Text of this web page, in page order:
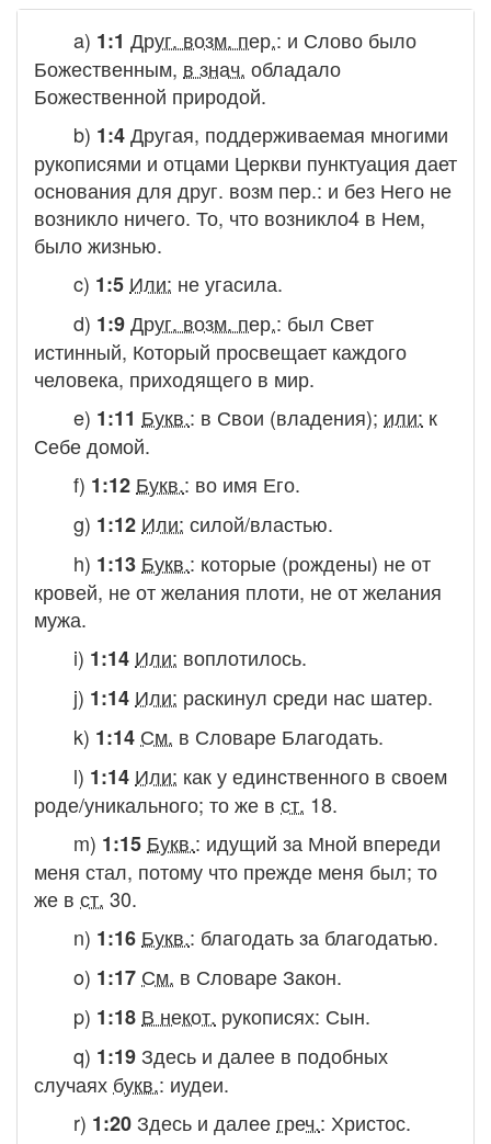
a) 1:1 Друг. возм. пер.: и Слово было
Божественным, в знач. обладало
Божественной природой.
b) 1:4Другая, поддерживаемая многими
рукописями и отцами Церкви пунктуация дает
основания для друг. возм пер.: и без Него не
возникло ничего. То, что возникло4 в Нем,
было жизнью.
c) 1:5 Или: не угасила.
d) 1:9Друг. возм. пер.: был Свет
истинный, Который просвещает каждого
человека, приходящего в мир.
e) 1:11 Букв.: в Свои (владения); или: к
Себе домой.
f) 1:12 Букв.: во имя Его.
g) 1:12 Или: силой/властью.
h) 1:13 Букв.: которые (рождены) не от
кровей, не от желания плоти, не от желания
мужа.
i) 1:14 Или: воплотилось.
j) 1:14 Или: раскинул среди нас шатер.
k) 1:14 См. в Словаре Благодать.
l) 1:14 Или: как у единственного в своем
роде/уникального; то же в ст. 18.
m) 1:15 Букв.: идущий за Мной впереди
меня стал, потому что прежде меня был; то
же в ст. 30.
n) 1:16 Букв.: благодать за благодатью.
o) 1:17 См. в СловареЗакон.
p) 1:18 В некот. рукописях: Сын.
q) 1:19Здесь и далее в подобных
случаях букв.: иудеи.
r) 1:20Здесь и далее греч.: Христос.